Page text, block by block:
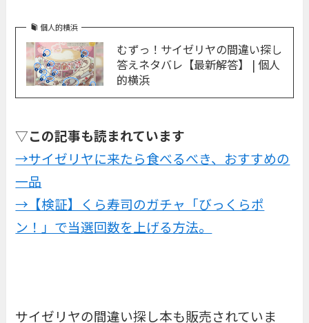
個人的横浜
むずっ！サイゼリヤの間違い探し
答えネタバレ【最新解答】 | 個人
的横浜
▽この記事も読まれています
→サイゼリヤに来たら食べるべき、おすすめの
一品
→【検証】くら寿司のガチャ「びっくらポ
ン！」で当選回数を上げる方法。
サイゼリヤの間違い探し本も販売されていま